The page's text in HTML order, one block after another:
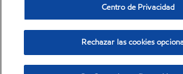
Centro de privacidad
Centro de Privacidad
Rechazar las cookies